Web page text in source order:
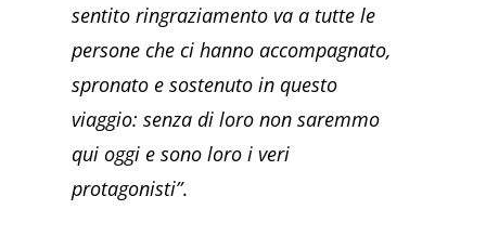
sentito ringraziamento va a tutte le
persone che ci hanno accompagnato,
spronato e sostenuto in questo
viaggio: senza di loro non saremmo
qui oggi e sono loro i veri
protagonisti”.